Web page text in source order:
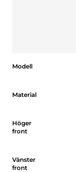
Modell
Material
Höger
front
Vänster
front